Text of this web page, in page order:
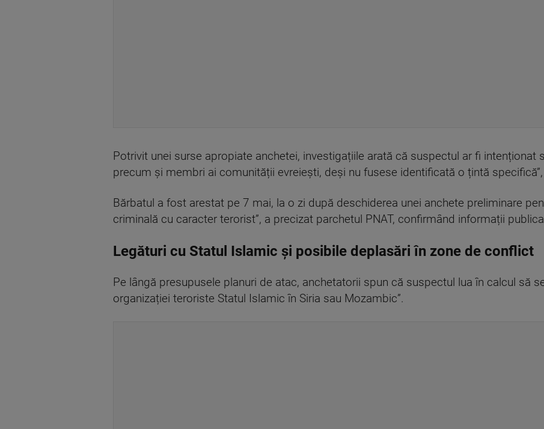
Potrivit unei surse apropiate anchetei, investigațiile arată că suspectul ar fi intenționat
precum și membri ai comunității evreiești, deși nu fusese identificată o țintă
Bărbatul a fost arestat pe 7 mai, la o zi după deschiderea unei anchete preliminare
criminală cu caracter terorist”, a precizat parchetul PNAT, confirmând informații
Legături cu Statul Islamic și posibile deplasări în zone de conflict
Pe lângă presupusele planuri de atac, anchetatorii spun că suspectul lua în calcul să
organizației teroriste Statul Islamic în Siria sau Mozambic”.